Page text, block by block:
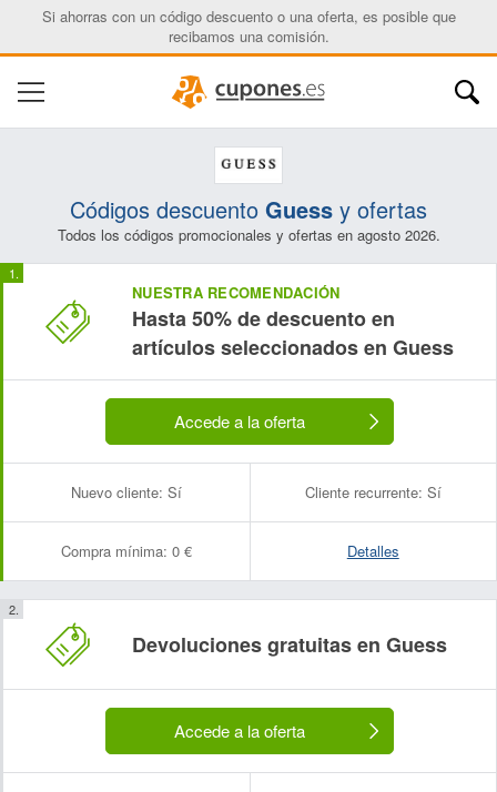
Si ahorras con un código descuento o una oferta, es posible que
recibamos una comisión.
Códigos descuento Guess y ofertas
Todos los códigos promocionales y ofertas en agosto 2026.
NUESTRA RECOMENDACIÓN
Hasta 50% de descuento en
artículos seleccionados en Guess
Accede a la oferta
Nuevo cliente: Sí Cliente recurrente: Sí
Compra mínima: 0 € Detalles
Devoluciones gratuitas en Guess
Accede a la oferta